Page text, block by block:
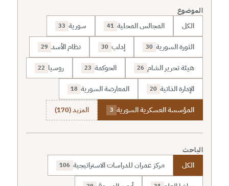
الموضوع
الكل المجالس المحلية 41 سورية 33
الثورة السورية 30 إدلب 30 نظام الأسد 29
هيئة تحرير الشام 26 الحوكمة 23 روسيا 22
الإدارة الذاتية 20 المعارضة السورية 18
المؤسسة العسكرية السورية 3 المزيد (170)
الباحث
الكل مركز عمران للدراسات الاستراتيجية 106